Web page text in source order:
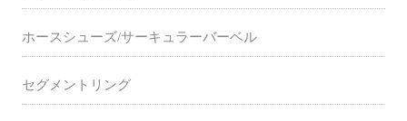
ホースシューズ/サーキュラーバーベル
セグメントリング